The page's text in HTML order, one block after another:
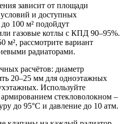
зависит от площади
и доступных
100 м² подойдут
газовые котлы с КПД 90–95%.
м², рассмотрите вариант
радиаторами.
расчётов: диаметр
20–25 мм для одноэтажных
Используйте
стекловолокном –
до 95°C и давление до 10 атм.